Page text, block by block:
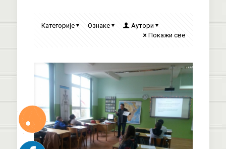
Категорије Ознаке
Аутори
Покажи све